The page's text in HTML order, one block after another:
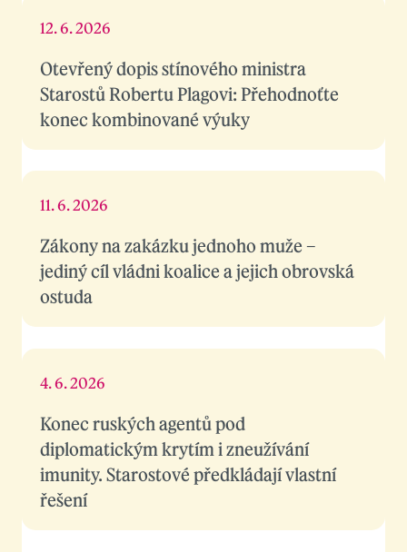
Otevřený dopis stínového ministra
Starostů Robertu Plagovi: Přehodnoťte
konec kombinované výuky
12. 6. 2026
Zákony na zakázku jednoho muže –
jediný cíl vládni koalice a jejich obrovská
ostuda
11. 6. 2026
Konec ruských agentů pod
diplomatickým krytím i zneužívání
imunity. Starostové předkládají vlastní
řešení
4. 6. 2026